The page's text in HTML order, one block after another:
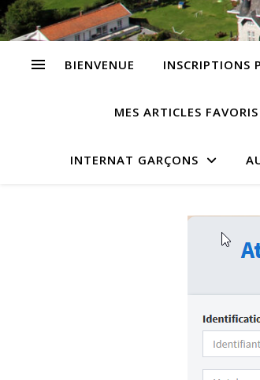
BIENVENUE INSCRIPTIONS
MES ARTICLES FAVORIS
INTERNAT GARÇONS